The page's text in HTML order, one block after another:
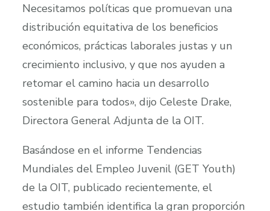
Necesitamos políticas que promuevan una
distribución equitativa de los beneficios
económicos, prácticas laborales justas y un
crecimiento inclusivo, y que nos ayuden a
retomar el camino hacia un desarrollo
sostenible para todos», dijo Celeste Drake,
Directora General Adjunta de la OIT.
Basándose en el informe Tendencias
Mundiales del Empleo Juvenil (GET Youth)
de la OIT, publicado recientemente, el
estudio también identifica la gran proporción